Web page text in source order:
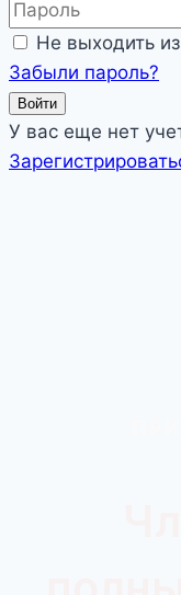
Не выходить
Забыли пароль?
Войти
У вас еще нет